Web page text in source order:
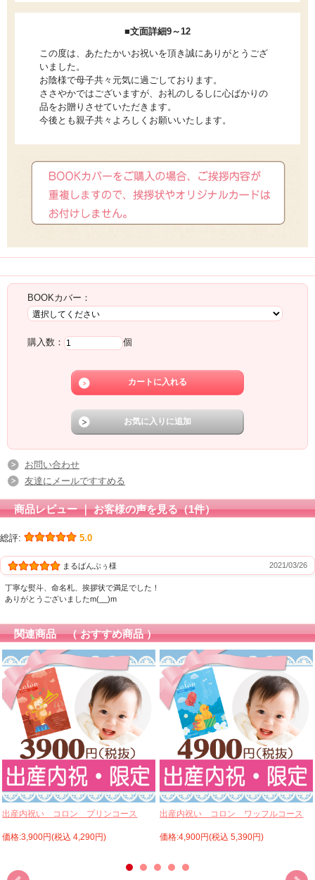
■文面詳細9～12
この度は、あたたかいお祝いを頂き誠にありがとうござ
いました。
お陰様で母子共々元気に過ごしております。
ささやかではございますが、お礼のしるしに心ばかりの
品をお贈りさせていただきます。
今後とも親子共々よろしくお願いいたします。
BOOKカバー：
購入数： 個
お問い合わせ
友達にメールですすめる
商品レビュー ｜ お客様の声を見る（1件）
総評: 5.0
まるばんぶぅ様 2021/03/26
丁寧な熨斗、命名札、挨拶状で満足でした！
ありがとうございましたm(__)m
関連商品 （ おすすめ商品 ）
出産内祝い コロン プリンコース
価格:3,900円(税込 4,290円)
出産内祝い コロン ワッフルコース
価格:4,900円(税込 5,390円)